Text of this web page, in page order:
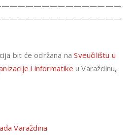
bit će održana naSveučilištu u
i informatike u Varaždinu,
Varaždina